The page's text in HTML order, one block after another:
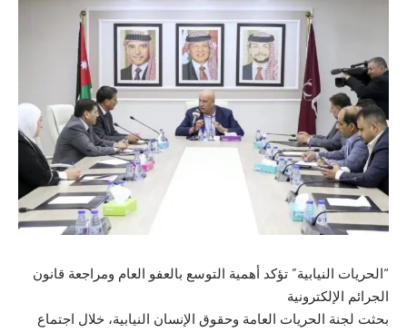
“الحريات النيابية” تؤكد أهمية التوسع بالعفو العام ومراجعة قانون
الجرائم الإلكترونية
بحثت لجنة الحريات العامة وحقوق الإنسان النيابية، خلال اجتماع